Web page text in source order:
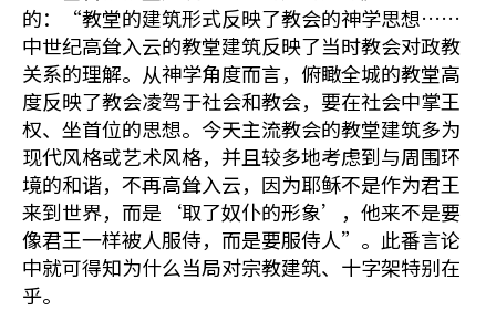
的：“教堂的建筑形式反映了教会的神学思想……
中世纪高耸入云的教堂建筑反映了当时教会对政教
关系的理解。从神学角度而言，俯瞰全城的教堂高
度反映了教会凌驾于社会和教会，要在社会中掌王
权、坐首位的思想。今天主流教会的教堂建筑多为
现代风格或艺术风格，并且较多地考虑到与周围环
境的和谐，不再高耸入云，因为耶稣不是作为君王
来到世界，而是‘取了奴仆的形象’，他来不是要
像君王一样被人服侍，而是要服侍人”。此番言论
中就可得知为什么当局对宗教建筑、十字架特别在
乎。